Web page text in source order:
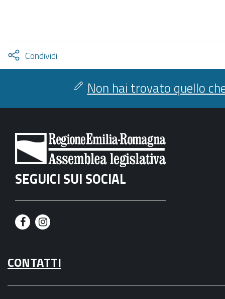
Condividi
facebook
twitter
Attiva
condividi
Non hai trovato quello
SEGUICI SUI SOCIAL
F
c
e
I
s
t
CONTATTI